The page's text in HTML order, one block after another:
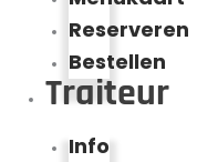
Reserveren
Bestellen
Traiteur
Info